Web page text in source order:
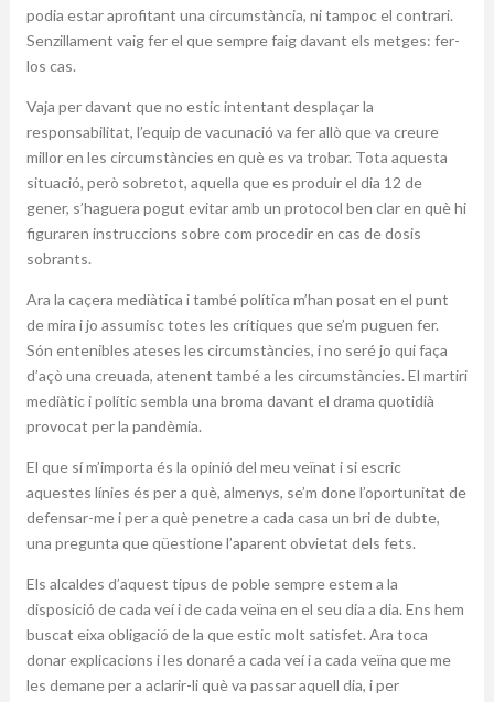
podia estar aprofitant una circumstància, ni tampoc el contrari.
Senzillament vaig fer el que sempre faig davant els metges: fer-
los cas.
Vaja per davant que no estic intentant desplaçar la
responsabilitat, l’equip de vacunació va fer allò que va creure
millor en les circumstàncies en què es va trobar. Tota aquesta
situació, però sobretot, aquella que es produir el dia 12 de
gener, s’haguera pogut evitar amb un protocol ben clar en què hi
figuraren instruccions sobre com procedir en cas de dosis
sobrants.
Ara la caçera mediàtica i també política m’han posat en el punt
de mira i jo assumisc totes les crítiques que se’m puguen fer.
Són entenibles ateses les circumstàncies, i no seré jo qui faça
d’açò una creuada, atenent també a les circumstàncies. El martiri
mediàtic i polític sembla una broma davant el drama quotidià
provocat per la pandèmia.
El que sí m’importa és la opinió del meu veïnat i si escric
aquestes línies és per a què, almenys, se’m done l’oportunitat de
defensar-me i per a què penetre a cada casa un bri de dubte,
una pregunta que qüestione l’aparent obvietat dels fets.
Els alcaldes d’aquest tipus de poble sempre estem a la
disposició de cada veí i de cada veïna en el seu dia a dia. Ens hem
buscat eixa obligació de la que estic molt satisfet. Ara toca
donar explicacions i les donaré a cada veí i a cada veïna que me
les demane per a aclarir-li què va passar aquell dia, i per